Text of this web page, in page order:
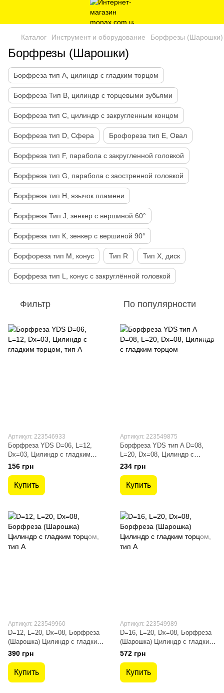
Каталог Инструмент и оборудование Борфрезы (Шарошки)
Борфрезы (Шарошки)
Борфреза тип А, цилиндр с гладким торцом
Борфреза Тип В, цилиндр с торцевыми зубьями
Борфреза тип С, цилиндр с закругленным концом
Борфреза тип D, Сфера Брофореза тип Е, Овал
Борфреза тип F, парабола с закругленной головкой
Борфреза тип G, парабола с заостренной головкой
Борфреза тип Н, язычок пламени
Борфреза Тип J, зенкер с вершиной 60°
Борфреза тип К, зенкер с вершиной 90°
Борфореза тип М, конус Тип R Тип Х, диск
Борфреза тип L, конус с закруглённой головкой
Фильтр По популярности
Артикул: 223546933
Борфреза YDS D=06, L=12,
Dx=03, Цилиндр с гладким
торцом, тип A
156 грн
Купить
Артикул: 223549875
Борфреза YDS тип A D=08,
L=20, Dх=08, Цилиндр с
гладким торцом
234 грн
Купить
Артикул: 223549960
D=12, L=20, Dх=08, Борфреза
(Шарошка) Цилиндр с гладким
торцом, тип A
390 грн
Купить
Артикул: 223549989
D=16, L=20, Dх=08, Борфреза
(Шарошка) Цилиндр с гладким
торцом, тип A
572 грн
Купить